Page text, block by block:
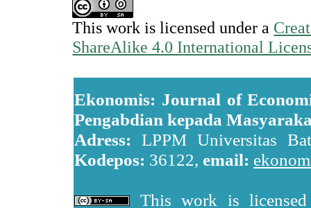
This work is licensed under a
ShareAlike 4.0 International
Ekonomis: Journal of
Pengabdian kepada
Adress: LPPM Universitas
Kodepos: 36122,email:
This work is